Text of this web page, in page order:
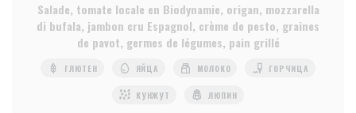
Salade, tomate locale en Biodynamie, origan, mozzarella
di bufala, jambon cru Espagnol, crème de pesto, graines
de pavot, germes de légumes, pain grillé
ГЛЮТЕН ЯЙЦА МОЛОКО ГОРЧИЦА
КУНЖУТ ЛЮПИН